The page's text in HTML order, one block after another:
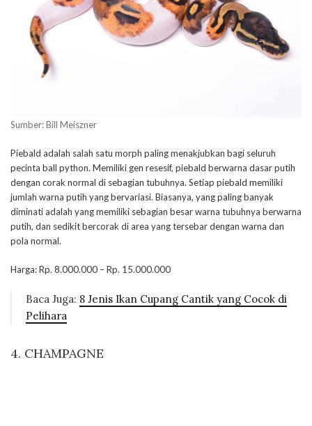
Sumber: Bill Meiszner
Piebald adalah salah satu morph paling menakjubkan bagi seluruh
pecinta ball python. Memiliki gen resesif, piebald berwarna dasar putih
dengan corak normal di sebagian tubuhnya. Setiap piebald memiliki
jumlah warna putih yang bervariasi. Biasanya, yang paling banyak
diminati adalah yang memiliki sebagian besar warna tubuhnya berwarna
putih, dan sedikit bercorak di area yang tersebar dengan warna dan
pola normal.
Harga: Rp. 8.000.000 – Rp. 15.000.000
Baca Juga: 8 Jenis Ikan Cupang Cantik yang Cocok di
Pelihara
4. CHAMPAGNE